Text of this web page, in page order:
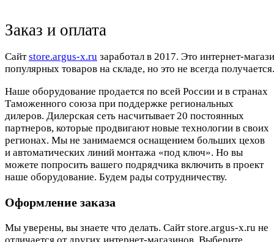
Заказ и оплата
Cайтstore.argus-x.ru заработал в 2017. Это интернет-
популярных товаров на складе, но это не всегда
Наше оборудование продается по всей России и в странах
Таможенного союза при поддержке региональных
дилеров. Дилерская сеть насчитывает 20 постоянных
партнеров, которые продвигают новые технологии в своих
регионах. Мы не занимаемся оснащением больших цехов
и автоматических линий монтажа «под ключ». Но вы
можете попросить вашего подрядчика включить в проект
наше оборудование. Будем рады сотрудничеству.
Оформление заказа
Мы уверены, вы знаете что делать. Сайт store.argus-x.ru не